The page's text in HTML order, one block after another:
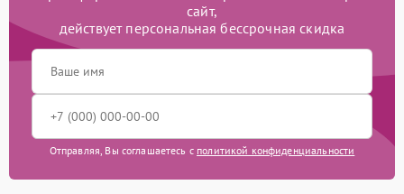
сайт,
действует персональная бессрочная скидка
Отправляя, Вы соглашаетесь с политикой конфиденциальности